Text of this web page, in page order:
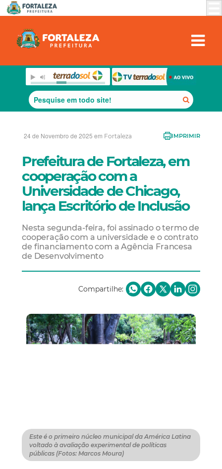
24 de Novembro de 2025 em Fortaleza IMPRIMIR
Prefeitura de Fortaleza, em
cooperação com a
Universidade de Chicago,
lança Escritório de Inclusão
Nesta segunda-feira, foi assinado o termo de
cooperação com a universidade e o contrato
de financiamento com a Agência Francesa
de Desenvolvimento
Compartilhe:
Este é o primeiro núcleo municipal da América Latina
voltado à avaliação experimental de políticas
públicas (Fotos: Marcos Moura)